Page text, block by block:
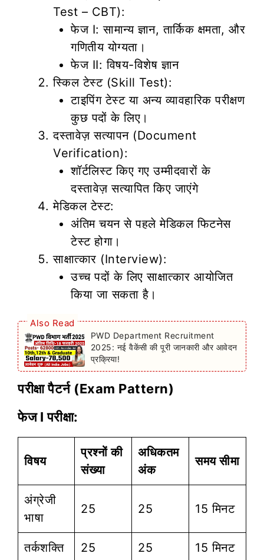
Test – CBT):
फेज I: सामान्य ज्ञान, तार्किक क्षमता, और
गणितीय योग्यता।
फेज II: विषय-विशेष ज्ञान
स्किल टेस्ट (Skill Test):
टाइपिंग टेस्ट या अन्य व्यावहारिक परीक्षण
कुछ पदों के लिए।
दस्तावेज़ सत्यापन (Document
Verification):
शॉर्टलिस्ट किए गए उम्मीदवारों के
दस्तावेज़ सत्यापित किए जाएंगे
मेडिकल टेस्ट:
अंतिम चयन से पहले मेडिकल फिटनेस
टेस्ट होगा।
साक्षात्कार (Interview):
उच्च पदों के लिए साक्षात्कार आयोजित
किया जा सकता है।
Also Read
PWD Department Recruitment
2025: नई वैकेंसी की पूरी जानकारी और आवेदन
प्रक्रिया!
परीक्षा पैटर्न (Exam Pattern)
फेज I परीक्षा:
विषय
प्रश्नों की
संख्या
अधिकतम
अंक
समय सीमा
अंग्रेजी
भाषा
25 25 15 मिनट
तर्कशक्ति 25 25 15 मिनट